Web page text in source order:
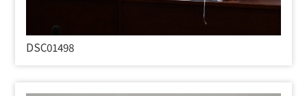
DSC01498